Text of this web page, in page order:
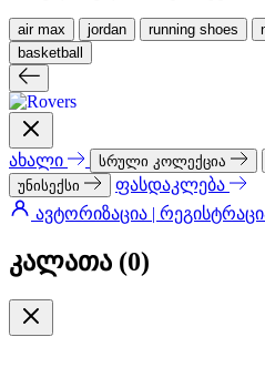
air max jordan running shoes
basketball
ახალი სრული კოლექცია
უნისექსი
ფასდაკლება
ავტორიზაცია |
კალათა (0)